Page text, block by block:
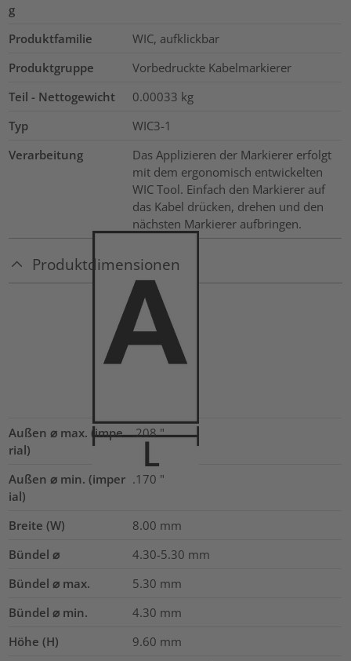
g
Produktfamilie
WIC, aufklickbar
Produktgruppe
Vorbedruckte Kabelmarkierer
Teil - Nettogewicht
0.00033 kg
Typ
WIC3-1
Verarbeitung
Das Applizieren der Markierer erfolgt
mit dem ergonomisch entwickelten
WIC Tool. Einfach den Markierer auf
das Kabel drücken, drehen und den
nächsten Markierer aufbringen.
Produktdimensionen
Außen ⌀ max. (impe
rial)
.208 "
Außen ⌀ min. (imper
ial)
.170 "
Breite (W) 8.00 mm
Bündel ⌀
4.30-5.30 mm
Bündel ⌀ max.
5.30 mm
Bündel ⌀ min.
4.30 mm
Höhe (H)
9.60 mm